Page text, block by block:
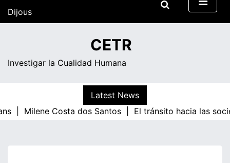
Dijous
CETR
Investigar la Cualidad Humana
Latest News
|
Milene Costa dos Santos | El tránsito hacia las